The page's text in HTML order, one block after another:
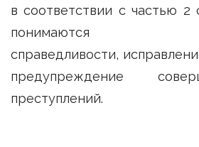
в соответствии с частью
понимаются
справедливости,
предупреждение
преступлений.